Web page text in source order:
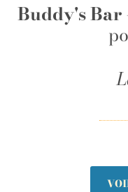
Buddy's Bar